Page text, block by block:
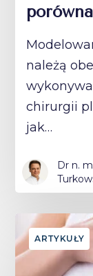
należą
chirurgii
jak…
Dr n.
ARTYKUŁY